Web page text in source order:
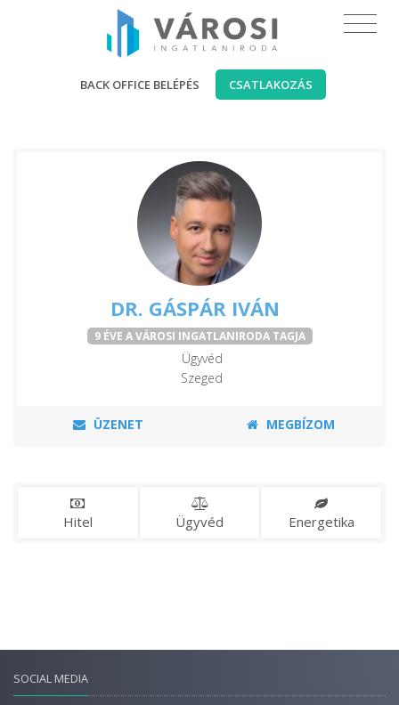
BACK OFFICE BELÉPÉS CSATLAKOZÁS
DR. GÁSPÁR IVÁN
9 ÉVE A VÁROSI INGATLANIRODA TAGJA
Ügyvéd
Szeged
ÜZENET MEGBÍZOM
Hitel Ügyvéd Energetika
SOCIAL MEDIA